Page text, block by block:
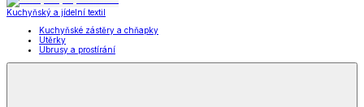
Kuchyňský a jídelní textil
Kuchyňské zástěry a chňapky
Utěrky
Ubrusy a prostírání